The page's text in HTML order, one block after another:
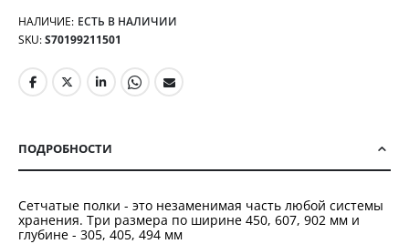
НАЛИЧИЕ: ЕСТЬ В НАЛИЧИИ
SKU S70199211501
ПОДРОБНОСТИ
Сетчатые полки - это незаменимая часть любой системы
хранения. Три размера по ширине 450, 607, 902 мм и
глубине - 305, 405, 494 мм